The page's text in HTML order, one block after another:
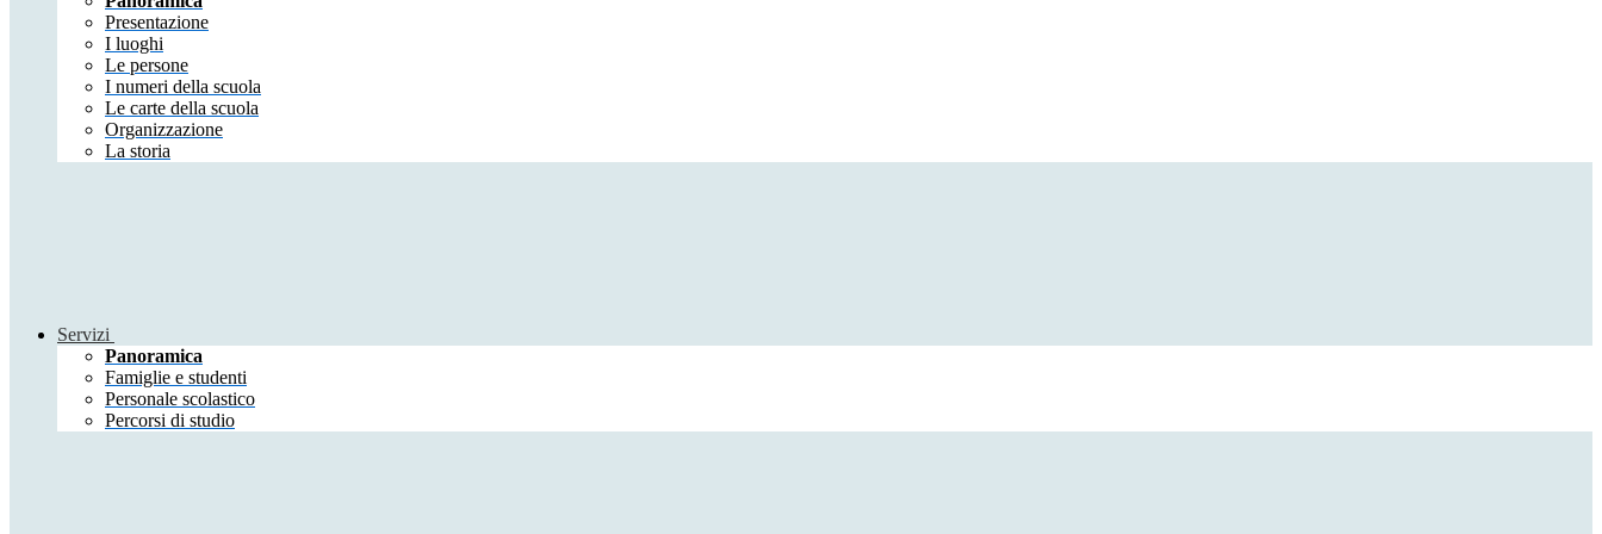
Presentazione
I luoghi
Le persone
I numeri della scuola
Le carte della scuola
Organizzazione
La storia
Servizi
Panoramica
Famiglie e studenti
Personale scolastico
Percorsi di studio